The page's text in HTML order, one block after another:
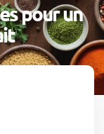
pour un